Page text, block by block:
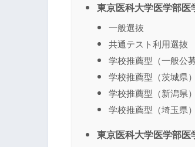
東京医科大学医学部医
一般選抜
共通テスト利用選抜
学校推薦型（一般公募
学校推薦型（茨城県）
学校推薦型（新潟県）
学校推薦型（埼玉県）
東京医科大学医学部医